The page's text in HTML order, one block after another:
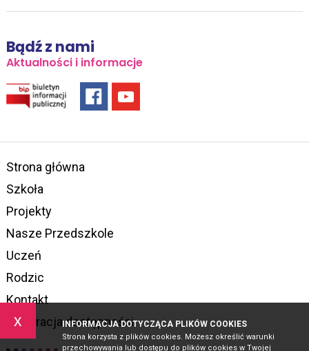
x INFORMACJA DOTYCZĄCA PLIKÓW COOKIES
Strona korzysta z plików cookies. Możesz określić warunki
przechowywania lub dostępu do plików cookies w Twojej
Bądź z nami
Aktualności i informacje
Strona główna
Szkoła
Projekty
Nasze Przedszkole
Uczeń
Rodzic
Kontakt
Deklaracja dostępności